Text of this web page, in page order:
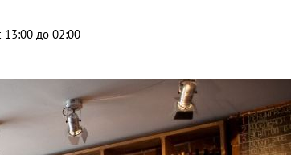
13:00 до 02:00